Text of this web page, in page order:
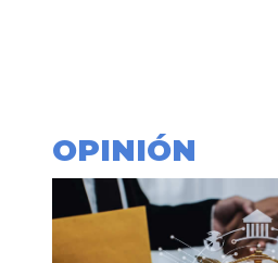
OPINIÓN